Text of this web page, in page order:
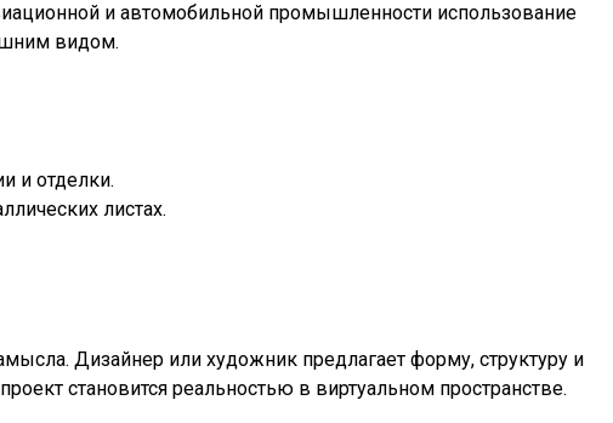
и автомобильной промышленности использование
видом.
и отделки.
листах.
Дизайнер или художник предлагает форму, структуру и
становится реальностью в виртуальном пространстве.